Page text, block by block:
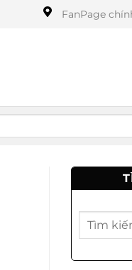
FanPage